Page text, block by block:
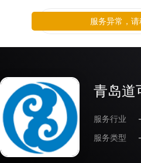
青岛道
服务行业
服务类型
服务异常，